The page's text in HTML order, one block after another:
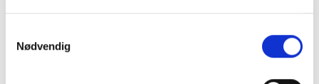
Nødvendig
ejendomme skal være klar senest 1. januar
08. juni 2026